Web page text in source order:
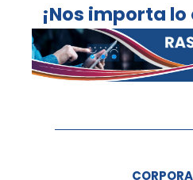
¡Nos importa